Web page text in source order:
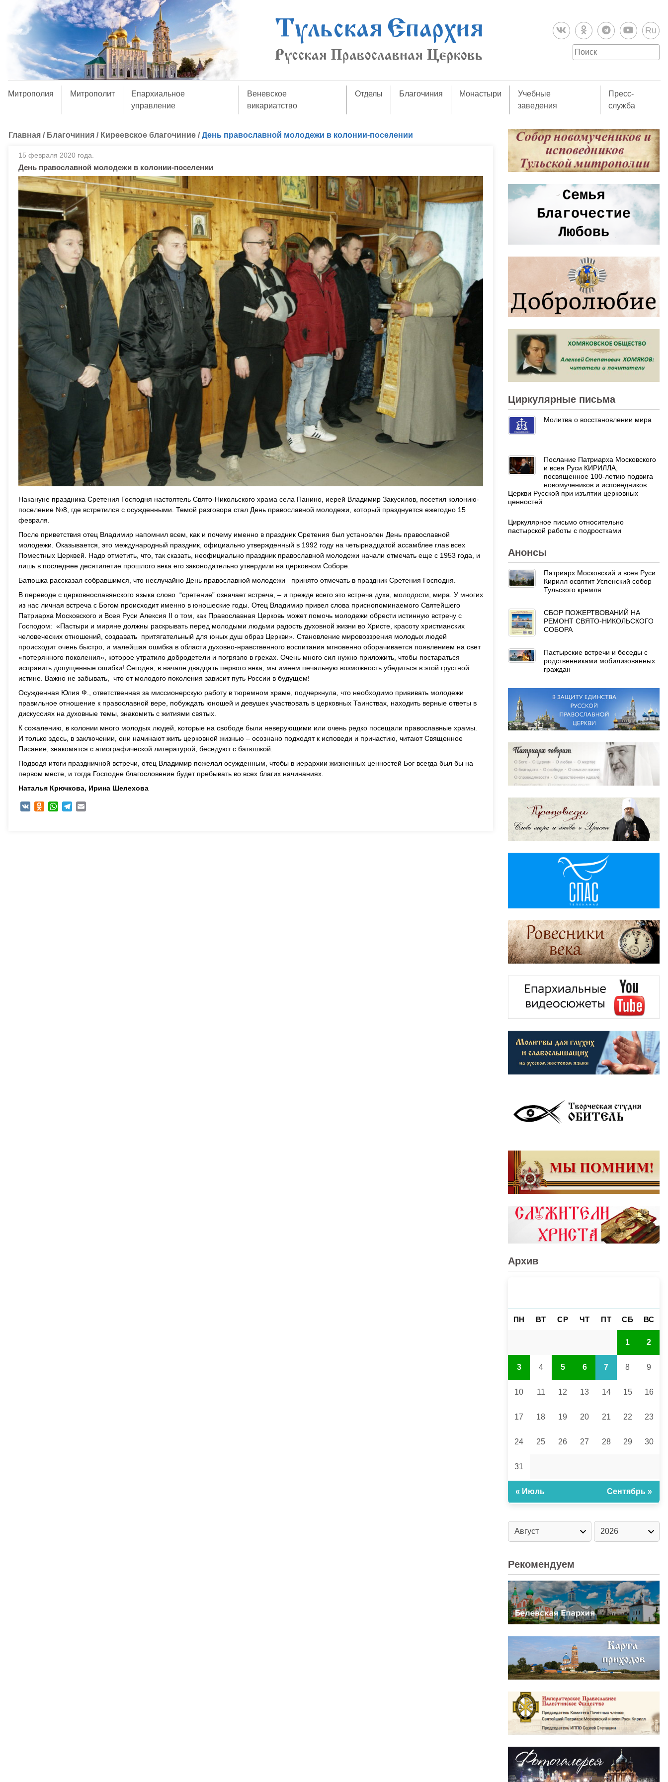
Ru
Митрополия Митрополит
Епархиальное
управление
Веневское
викариатство
Отделы Благочиния Монастыри
Учебные
заведения
Пресс-
служба
Главная / Благочиния / Киреевское благочиние /День православной молодежи в колонии-поселении
15 февраля 2020 года.
День православной молодежи в колонии-поселении
Накануне праздника Сретения Господня настоятель Свято-Никольского храма села Панино, иерей Владимир Закусилов, посетил колонию-
поселение №8, где встретился с осужденными. Темой разговора стал День православной молодежи, который празднуется ежегодно 15
февраля.
После приветствия отец Владимир напомнил всем, как и почему именно в праздник Сретения был установлен День православной
молодежи. Оказывается, это международный праздник, официально утвержденный в 1992 году на четырнадцатой ассамблее глав всех
Поместных Церквей. Надо отметить, что, так сказать, неофициально праздник православной молодежи начали отмечать еще с 1953 года, и
лишь в последнее десятилетие прошлого века его законодательно утвердили на церковном Соборе.
Батюшка рассказал собравшимся, что неслучайно День православной молодежи принято отмечать в праздник Сретения Господня.
В переводе с церковнославянского языка слово “сретение” означает встреча, – и прежде всего это встреча духа, молодости, мира. У многих
из нас личная встреча с Богом происходит именно в юношеские годы. Отец Владимир привел слова приснопоминаемого Святейшего
Патриарха Московского и Всея Руси Алексия II о том, как Православная Церковь может помочь молодежи обрести истинную встречу с
Господом: «Пастыри и миряне должны раскрывать перед молодыми людьми радость духовной жизни во Христе, красоту христианских
человеческих отношений, создавать притягательный для юных душ образ Церкви». Становление мировоззрения молодых людей
происходит очень быстро, и малейшая ошибка в области духовно-нравственного воспитания мгновенно оборачивается появлением на свет
«потерянного поколения», которое утратило добродетели и погрязло в грехах. Очень много сил нужно приложить, чтобы постараться
исправить допущенные ошибки! Сегодня, в начале двадцать первого века, мы имеем печальную возможность убедиться в этой грустной
истине. Важно не забывать, что от молодого поколения зависит путь России в будущем!
Осужденная Юлия Ф., ответственная за миссионерскую работу в тюремном храме, подчеркнула, что необходимо прививать молодежи
правильное отношение к православной вере, побуждать юношей и девушек участвовать в церковных Таинствах, находить верные ответы в
дискуссиях на духовные темы, знакомить с житиями святых.
К сожалению, в колонии много молодых людей, которые на свободе были неверующими или очень редко посещали православные храмы.
И только здесь, в заключении, они начинают жить церковной жизнью – осознано подходят к исповеди и причастию, читают Священное
Писание, знакомятся с агиографической литературой, беседуют с батюшкой.
Подводя итоги праздничной встречи, отец Владимир пожелал осужденным, чтобы в иерархии жизненных ценностей Бог всегда был бы на
первом месте, и тогда Господне благословение будет пребывать во всех благих начинаниях.
Наталья Крючкова, Ирина Шелехова
VK Odnoklassniki
WhatsAppTelegram
Циркулярные письма
Молитва о восстановлении мира
Послание Патриарха Московского
и всея Руси КИРИЛЛА,
посвященное 100-летию подвига
новомучеников и исповедников
Церкви Русской при изъятии церковных
ценностей
Циркулярное письмо относительно
пастырской работы с подростками
Анонсы
Патриарх Московский и всея Руси
Кирилл освятит Успенский собор
Тульского кремля
СБОР ПОЖЕРТВОВАНИЙ НА
РЕМОНТ СВЯТО-НИКОЛЬСКОГО
СОБОРА
Пастырские встречи и беседы с
родственниками мобилизованных
граждан
Архив
ПН ВТ СР ЧТ ПТ СБ ВС
1 2
3 4 5 6 7 8 9
10 11 12 13 14 15 16
17 18 19 20 21 22 23
24 25 26 27 28 29 30
31
« Июль Сентябрь »
Рекомендуем